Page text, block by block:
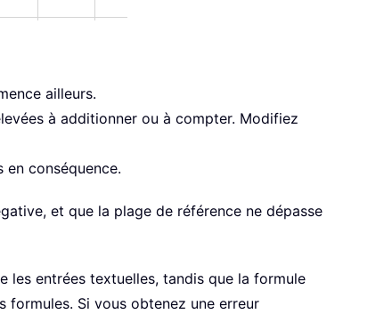
ailleurs.
à additionner ou à compter. Modifiez
conséquence.
et que la plage de référence ne dépasse
les entrées textuelles, tandis que la formule
formules. Si vous obtenez une erreur